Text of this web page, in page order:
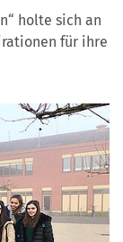
holte sich an
für ihre